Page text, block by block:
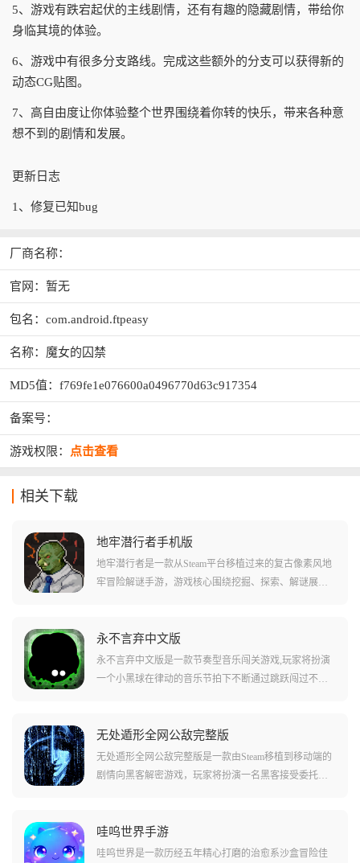
5、游戏有跌宕起伏的主线剧情，还有有趣的隐藏剧情，带给你
身临其境的体验。
6、游戏中有很多分支路线。完成这些额外的分支可以获得新的
动态CG贴图。
7、高自由度让你体验整个世界围绕着你转的快乐，带来各种意
想不到的剧情和发展。
更新日志
1、修复已知bug
厂商名称：
官网：暂无
包名：com.android.ftpeasy
名称：魔女的囚禁
MD5值：f769fe1e076600a0496770d63c917354
备案号：
游戏权限： 点击查看
相关下载
地牢潜行者手机版
地牢潜行者是一款从Steam平台移植过来的复古像素风地
牢冒险解谜手游，游戏核心围绕挖掘、探索、解谜展
提供了强大的辅助物品，可以帮你预警错误或寻找线
索，但由于负重有限，你必须在财富与生存工具之间做
出取舍。
永不言弃中文版
永不言弃中文版是一款节奏型音乐闯关游戏,玩家将扮演
一个小黑球在律动的音乐节拍下不断通过跳跃闯过不同
后变成绿色平台才能安全通过,如果遇到红色的标记和柱
子则需要通过灵巧的跳跃来躲避,否则将会立即死亡。游
戏背景音乐极富节奏与韵律,音乐的节奏还会随着玩家的
无处遁形全网公敌完整版
无处遁形全网公敌完整版是一款由Steam移植到移动端的
剧情向黑客解密游戏，玩家将扮演一名黑客接受委托完
的章节故事，让玩家体验网络搜索、数据库查询、密码
破解、伪装套话等真实的黑客操作手法。每个章节故事
哇呜世界手游
哇呜世界是一款历经五年精心打磨的治愈系沙盒冒险佳